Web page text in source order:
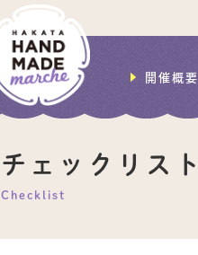
開催概要
チェックリスト
Checklist